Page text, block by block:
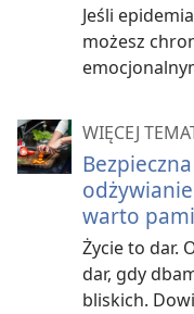
Jeśli
możesz
WIĘCEJ
warto
Życie to dar.
dar, gdy
bliskich.